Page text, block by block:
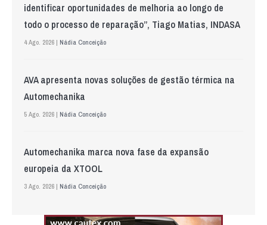
identificar oportunidades de melhoria ao longo de
todo o processo de reparação”, Tiago Matias, INDASA
4 Ago. 2026 | Nádia Conceição
AVA apresenta novas soluções de gestão térmica na
Automechanika
5 Ago. 2026 | Nádia Conceição
Automechanika marca nova fase da expansão
europeia da XTOOL
3 Ago. 2026 | Nádia Conceição